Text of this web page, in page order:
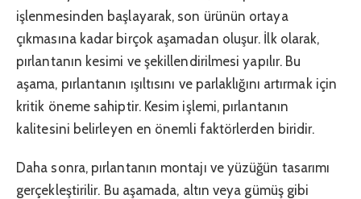
işlenmesinden başlayarak, son ürünün ortaya
çıkmasına kadar birçok aşamadan oluşur. İlk olarak,
pırlantanın kesimi ve şekillendirilmesi yapılır. Bu
aşama, pırlantanın ışıltısını ve parlaklığını artırmak için
kritik öneme sahiptir. Kesim işlemi, pırlantanın
kalitesini belirleyen en önemli faktörlerden biridir.
Daha sonra, pırlantanın montajı ve yüzüğün tasarımı
gerçekleştirilir. Bu aşamada, altın veya gümüş gibi